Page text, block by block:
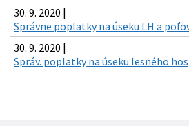
30. 9. 2020 |
Správne poplatky na úseku LH a
30. 9. 2020 |
Správ. poplatky na úseku lesného